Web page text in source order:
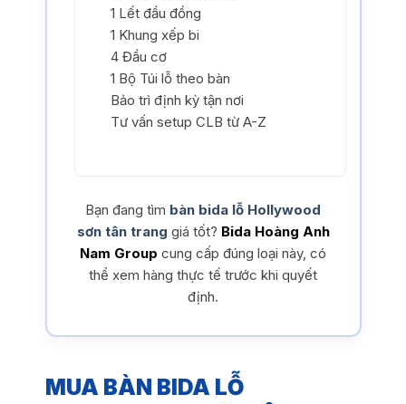
1 Lết đầu đồng
1 Khung xếp bi
4 Đầu cơ
1 Bộ Túi lỗ theo bàn
Bảo trì định kỳ tận nơi
Tư vấn setup CLB từ A-Z
Bạn đang tìm bàn bida lỗ Hollywood
sơn tân trang giá tốt? Bida Hoàng Anh
Nam Group cung cấp đúng loại này, có
thể xem hàng thực tế trước khi quyết
định.
MUA BÀN BIDA LỖ